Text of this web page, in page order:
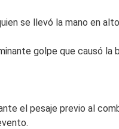
se llevó la mano en
golpe que causó la
el pesaje previo al